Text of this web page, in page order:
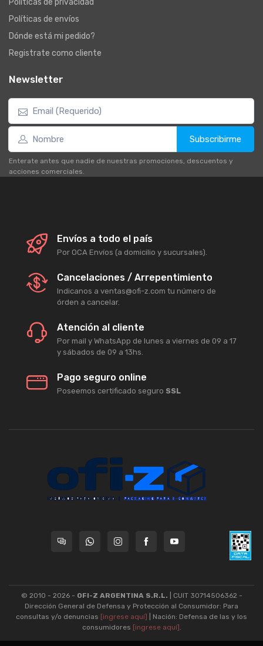
Políticas de privacidad
Políticas de envíos
Dónde está mi pedido?
Registrate como cliente
Newsletter
Subscribirme
Enterate antes que nadie de nuestras promociones, descuentos y
acciones comerciales.
Envíos a todo el país
Por OCA Envíos (a domicilio y sucursales).
Cancelaciones / Arrepentimiento
Indicanos a ventas@ofi-z.com tu número de
órden a cancelar.
Atención al cliente
Por mail y WhatsApp de lunes a viernes de 09 a 17
y sábados de 09 a 13hs.
Pago seguro online
Poseemos certificado seguro SSL
© 2010 - 2026 - OFI-Z ARGENTINA S.R.L. | CUIT 30714506362 -
Dirección General de Defensa y Protección al Consumidor: Para
consultas y/o denuncias [ingrese aquí]
| Nación: Defensa de las y los
consumidores [ingrese aquí] .